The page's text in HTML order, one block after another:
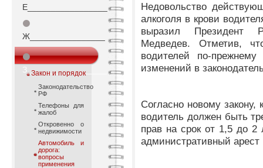
Е_________________
⚫
Ж________________
⚫
З_________________
Закон и порядок
Законодательство
РФ
Телефоны для
жалоб
Откровенно о
недвижимости
Автомобиль и
дорога:
вопросы
применения
Недовольство
алкоголя в крови
выразил Президент
Медведев. Отметив,
водителей по-
изменений в
Согласно новому закону,
водитель должен быть
прав на срок от 1,5 до
административный арест